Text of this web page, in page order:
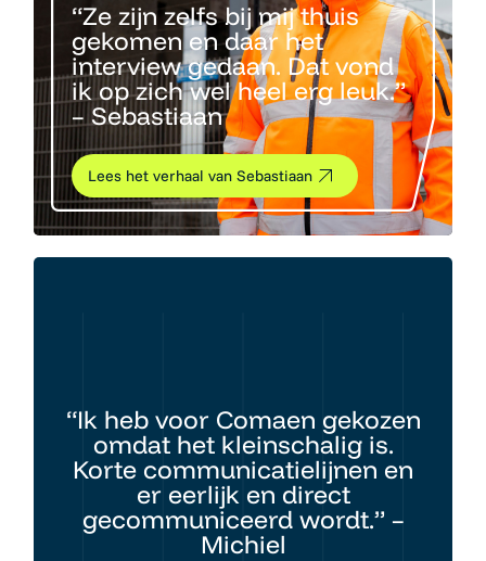
“Ze zijn zelfs bij mij thuis
gekomen en daar het
interview gedaan. Dat vond
ik op zich wel heel erg leuk.”
– Sebastiaan
Lees het verhaal van Sebastiaan
“Ik heb voor Comaen gekozen
omdat het kleinschalig is.
Korte communicatielijnen en
er eerlijk en direct
gecommuniceerd wordt.” –
Michiel